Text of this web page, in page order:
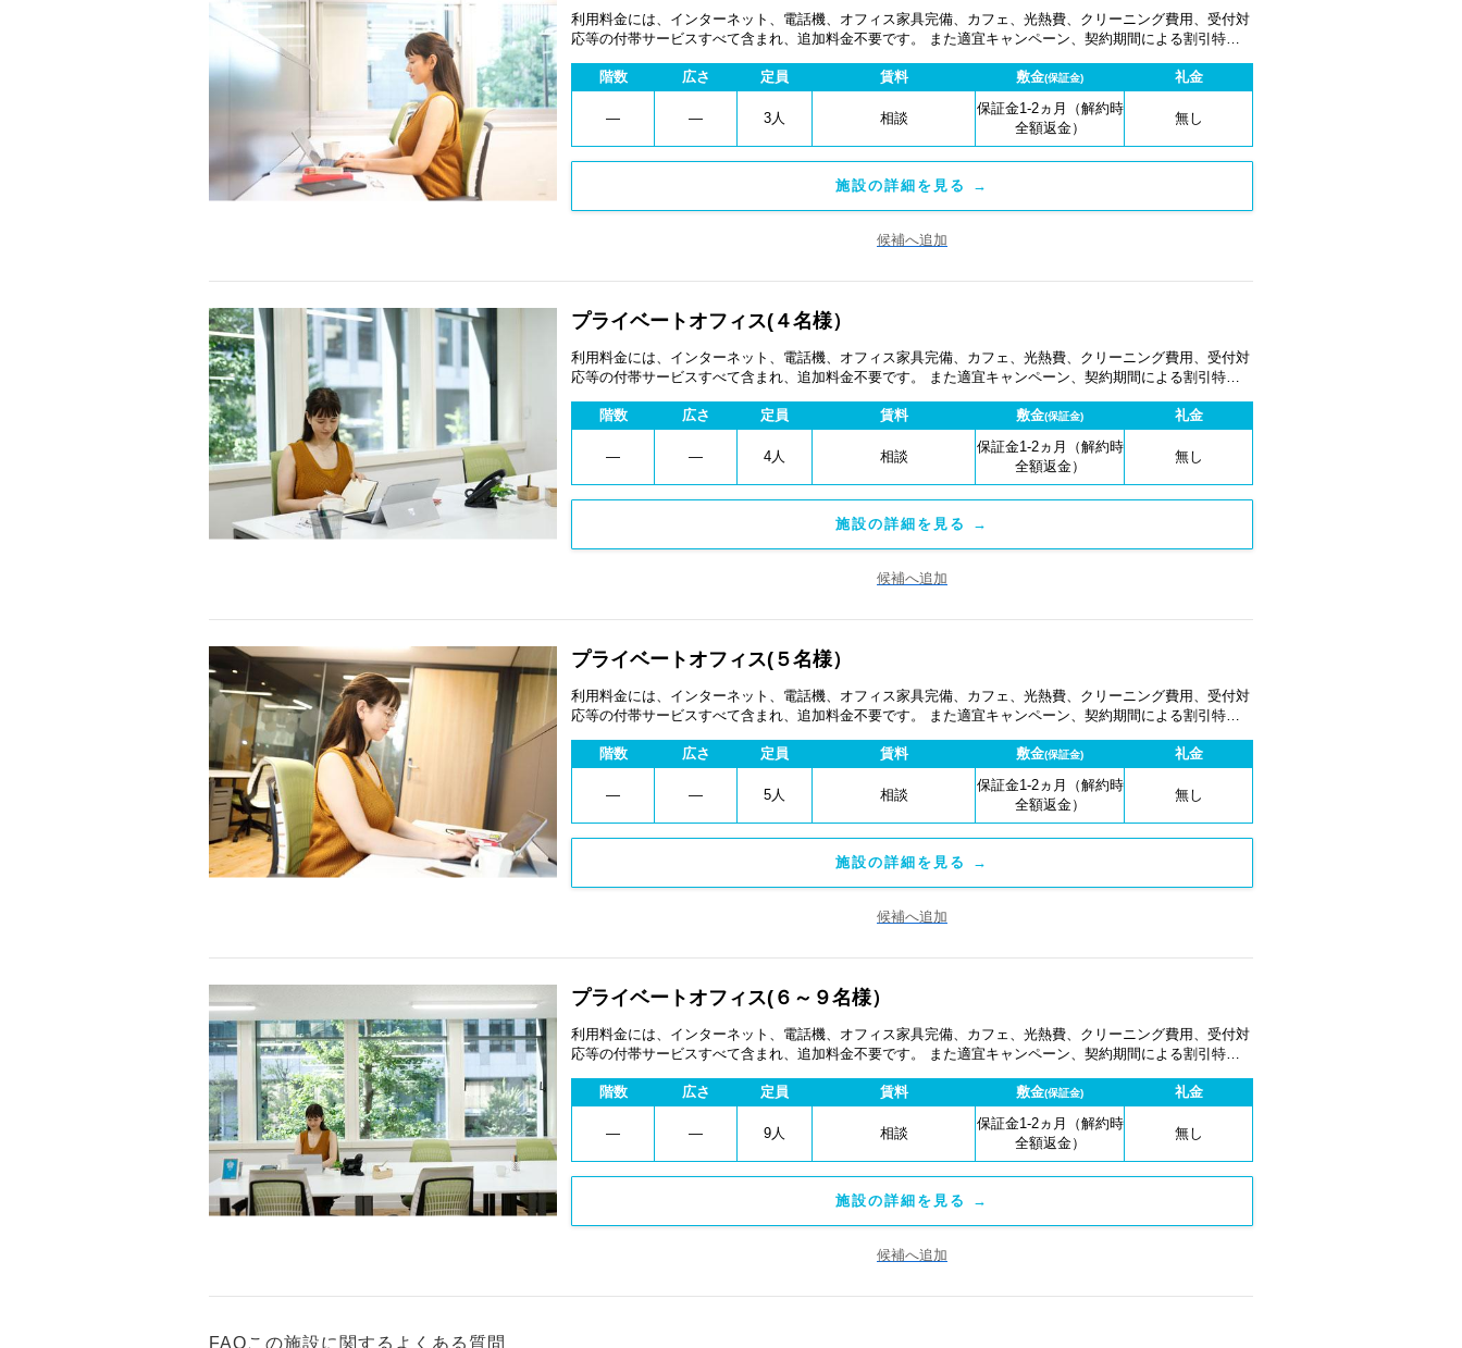
利用料金には、インターネット、電話機、オフィス家具完備、カフェ、光熱費、クリーニング費用、受付対
応等の付帯サービスすべて含まれ、追加料金不要です。 また適宜キャンペーン、契約期間による割引特典
階数
広さ 定員 賃料 敷金(保証金) 礼金
― ― 3人 相談
保証金1-2ヵ月（解約時
全額返金）
無し
施設の詳細を見る →
候補へ追加
プライベートオフィス(４名様）
利用料金には、インターネット、電話機、オフィス家具完備、カフェ、光熱費、クリーニング費用、受付対
応等の付帯サービスすべて含まれ、追加料金不要です。 また適宜キャンペーン、契約期間による割引特典
階数
広さ 定員 賃料 敷金(保証金) 礼金
― ― 4人 相談
保証金1-2ヵ月（解約時
全額返金）
無し
施設の詳細を見る →
候補へ追加
プライベートオフィス(５名様）
利用料金には、インターネット、電話機、オフィス家具完備、カフェ、光熱費、クリーニング費用、受付対
応等の付帯サービスすべて含まれ、追加料金不要です。 また適宜キャンペーン、契約期間による割引特典
階数
広さ 定員 賃料 敷金(保証金) 礼金
― ― 5人 相談
保証金1-2ヵ月（解約時
全額返金）
無し
施設の詳細を見る →
候補へ追加
プライベートオフィス(６～９名様）
利用料金には、インターネット、電話機、オフィス家具完備、カフェ、光熱費、クリーニング費用、受付対
応等の付帯サービスすべて含まれ、追加料金不要です。 また適宜キャンペーン、契約期間による割引特典
階数
広さ 定員 賃料 敷金(保証金) 礼金
― ― 9人 相談
保証金1-2ヵ月（解約時
全額返金）
無し
施設の詳細を見る →
候補へ追加
FAQこの施設に関するよくある質問